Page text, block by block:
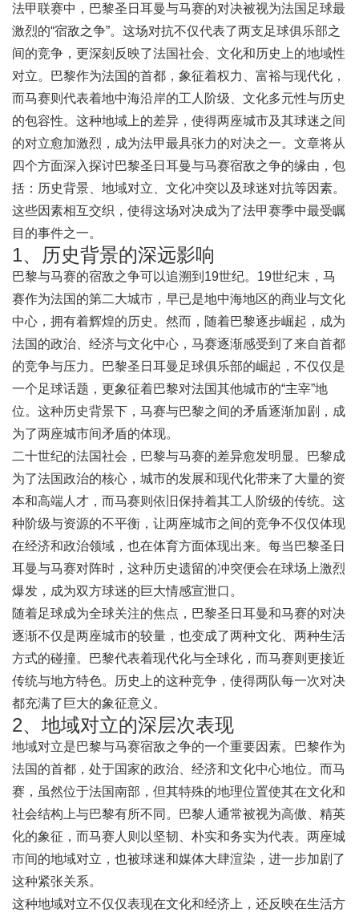
法甲联赛中，巴黎圣日耳曼与马赛的对决被视为法国足球最
激烈的“宿敌之争”。这场对抗不仅代表了两支足球俱乐部之
间的竞争，更深刻反映了法国社会、文化和历史上的地域性
对立。巴黎作为法国的首都，象征着权力、富裕与现代化，
而马赛则代表着地中海沿岸的工人阶级、文化多元性与历史
的包容性。这种地域上的差异，使得两座城市及其球迷之间
的对立愈加激烈，成为法甲最具张力的对决之一。文章将从
四个方面深入探讨巴黎圣日耳曼与马赛宿敌之争的缘由，包
括：历史背景、地域对立、文化冲突以及球迷对抗等因素。
这些因素相互交织，使得这场对决成为了法甲赛季中最受瞩
目的事件之一。
1、历史背景的深远影响
巴黎与马赛的宿敌之争可以追溯到19世纪。19世纪末，马
赛作为法国的第二大城市，早已是地中海地区的商业与文化
中心，拥有着辉煌的历史。然而，随着巴黎逐步崛起，成为
法国的政治、经济与文化中心，马赛逐渐感受到了来自首都
的竞争与压力。巴黎圣日耳曼足球俱乐部的崛起，不仅仅是
一个足球话题，更象征着巴黎对法国其他城市的“主宰”地
位。这种历史背景下，马赛与巴黎之间的矛盾逐渐加剧，成
为了两座城市间矛盾的体现。
二十世纪的法国社会，巴黎与马赛的差异愈发明显。巴黎成
为了法国政治的核心，城市的发展和现代化带来了大量的资
本和高端人才，而马赛则依旧保持着其工人阶级的传统。这
种阶级与资源的不平衡，让两座城市之间的竞争不仅仅体现
在经济和政治领域，也在体育方面体现出来。每当巴黎圣日
耳曼与马赛对阵时，这种历史遗留的冲突便会在球场上激烈
爆发，成为双方球迷的巨大情感宣泄口。
随着足球成为全球关注的焦点，巴黎圣日耳曼和马赛的对决
逐渐不仅是两座城市的较量，也变成了两种文化、两种生活
方式的碰撞。巴黎代表着现代化与全球化，而马赛则更接近
传统与地方特色。历史上的这种竞争，使得两队每一次对决
都充满了巨大的象征意义。
2、地域对立的深层次表现
地域对立是巴黎与马赛宿敌之争的一个重要因素。巴黎作为
法国的首都，处于国家的政治、经济和文化中心地位。而马
赛，虽然位于法国南部，但其特殊的地理位置使其在文化和
社会结构上与巴黎有所不同。巴黎人通常被视为高傲、精英
化的象征，而马赛人则以坚韧、朴实和务实为代表。两座城
市间的地域对立，也被球迷和媒体大肆渲染，进一步加剧了
这种紧张关系。
这种地域对立不仅仅表现在文化和经济上，还反映在生活方